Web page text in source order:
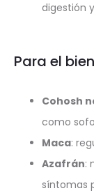
digestión
Para el
Cohosh
como
Maca:
Azafrán:
síntomas